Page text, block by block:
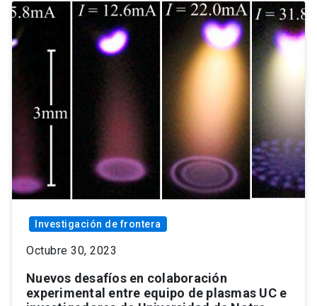
Investigación de frontera
Octubre 30, 2023
Nuevos desafíos en colaboración
experimental entre equipo de plasmas UC e